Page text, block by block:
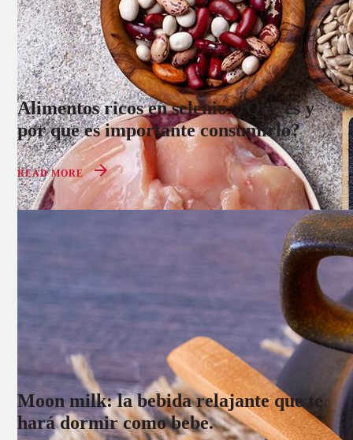
Alimentos ricos en selenio. ¿Qué es y
por que es importante consumirlo?
08 AUG 2022
READ MORE
Moon milk: la bebida relajante que te
hará dormir como bebe.